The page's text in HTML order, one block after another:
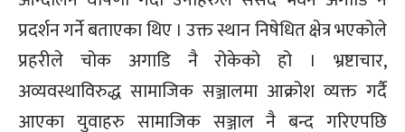
प्रदर्शन गर्ने बताएका थिए । उक्त स्थान निषेधित क्षेत्र भएकोले
प्रहरीले चोक अगाडि नै रोकेको हो । भ्रष्टाचार,
अव्यवस्थाविरुद्ध सामाजिक सञ्जालमा आक्रोश व्यक्त गर्दै
आएका युवाहरु सामाजिक सञ्जाल नै बन्द गरिएपछि